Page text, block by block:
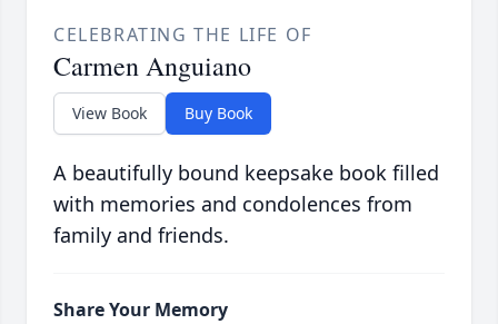
CELEBRATING THE LIFE OF
Carmen Anguiano
View Book Buy Book
A beautifully bound keepsake book filled
with memories and condolences from
family and friends.
Share Your Memory